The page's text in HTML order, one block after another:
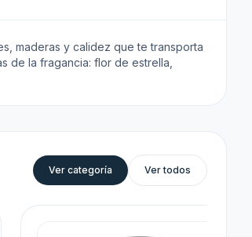
maderas y calidez que te transporta
de la fragancia: flor de estrella,
Ver categoría Ver todos